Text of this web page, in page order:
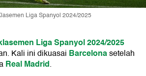
Liga Spanyol 2024/2025
Liga Spanyol 2024/2025
Kali ini dikuasai Barcelonasetelah
Real Madrid.